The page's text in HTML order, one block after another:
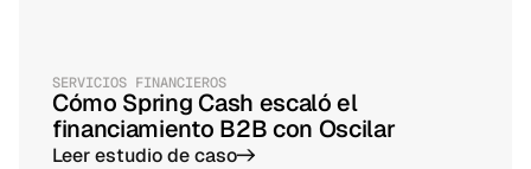
SERVICIOS FINANCIEROS
Cómo Spring Cash escaló el
financiamiento B2B con Oscilar
Leer estudio de caso->